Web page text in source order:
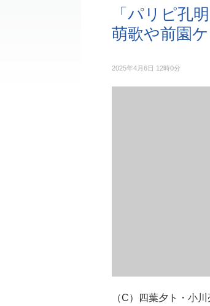
「パリピ孔
萌歌や前園
2025年4月6日 12時0分
（C）四葉夕ト・小